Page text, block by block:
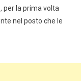
per la prima volta
nel posto che le